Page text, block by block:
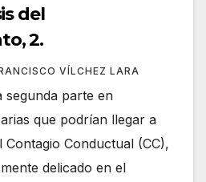
del
2.
VÍLCHEZ LARA
segunda parte en
que podrían llegar a
Conductual (CC),
delicado en el